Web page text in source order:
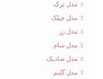
مدل ترک
مدل چیلک
مدل رز
مدل سام
مدل صادیک
مدل گلیم